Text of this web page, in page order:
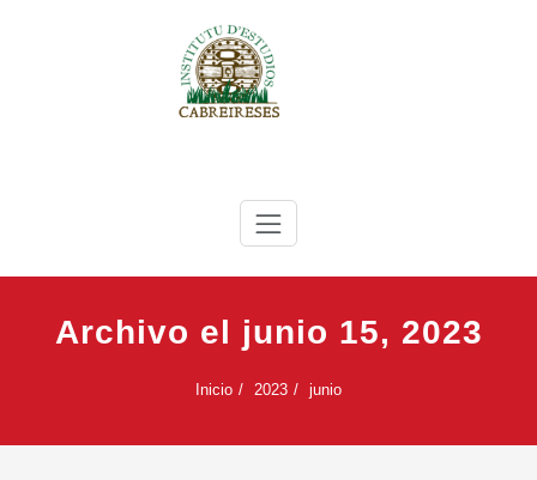
Instituto de Estudios Cabreireses
Archivo el junio 15, 2023
Inicio 2023 junio